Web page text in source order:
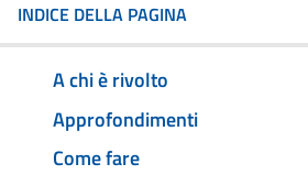
INDICE DELLA PAGINA
A chi è rivolto
Approfondimenti
Come fare